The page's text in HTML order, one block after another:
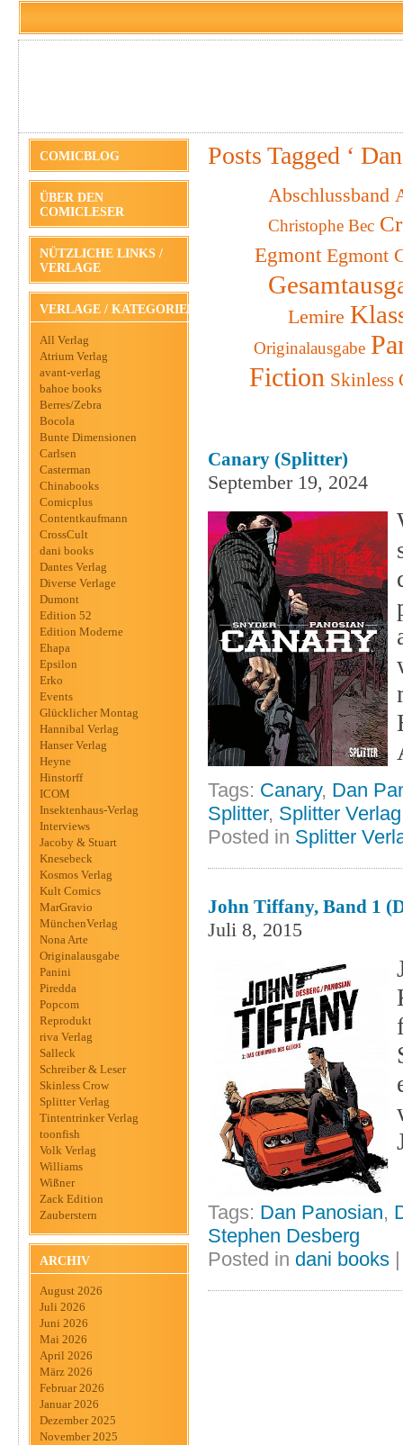
COMICBLOG
ÜBER DEN
COMICLESER
NÜTZLICHE LINKS /
VERLAGE
VERLAGE / KATEGORIEN
All Verlag
Atrium Verlag
avant-verlag
bahoe books
Berres/Zebra
Bocola
Bunte Dimensionen
Carlsen
Casterman
Chinabooks
Comicplus
Contentkaufmann
CrossCult
dani books
Dantes Verlag
Diverse Verlage
Dumont
Edition 52
Edition Moderne
Ehapa
Epsilon
Erko
Events
Glücklicher Montag
Hannibal Verlag
Hanser Verlag
Heyne
Hinstorff
ICOM
Insektenhaus-Verlag
Interviews
Jacoby & Stuart
Knesebeck
Kosmos Verlag
Kult Comics
MarGravio
MünchenVerlag
Nona Arte
Originalausgabe
Panini
Piredda
Popcom
Reprodukt
riva Verlag
Salleck
Schreiber & Leser
Skinless Crow
Splitter Verlag
Tintentrinker Verlag
toonfish
Volk Verlag
Williams
Wißner
Zack Edition
Zauberstern
ARCHIV
August 2026
Juli 2026
Juni 2026
Mai 2026
April 2026
März 2026
Februar 2026
Januar 2026
Dezember 2025
November 2025
Posts Tagged ‘
Abschlussband
Christophe Bec
Egmont Egmont
Lemire
Originalausgabe
Fiction Skinless
Canary (Splitter)
September 19, 2024
Tags: Canary, Dan
Splitter, Splitter Verlag
Posted in Splitter
John Tiffany, Band 1
Juli 8, 2015
Tags: Dan Panosian,
Stephen Desberg
Posted in dani books